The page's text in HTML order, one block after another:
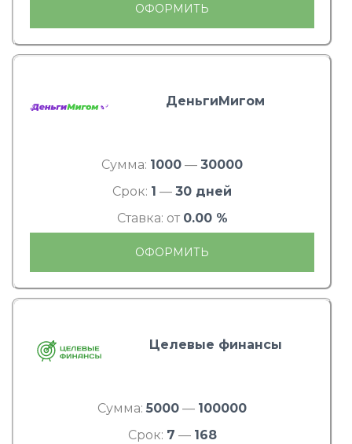
ОФОРМИТЬ
ДеньгиМигом
Сумма: 1000 — 30000
Срок: 1 — 30 дней
Ставка: от 0.00 %
ОФОРМИТЬ
Целевые финансы
Сумма: 5000 — 100000
Срок: 7 — 168